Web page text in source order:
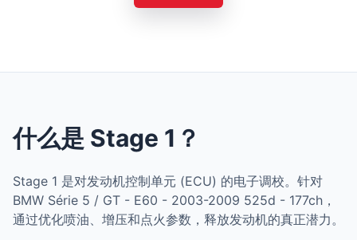
什么是 Stage 1？
Stage 1 是对发动机控制单元 (ECU) 的电子调校。针对
BMW Série 5 / GT - E60 - 2003-2009 525d - 177ch，
通过优化喷油、增压和点火参数，释放发动机的真正潜力。